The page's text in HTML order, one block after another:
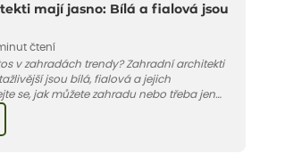
mají jasno: Bílá a fialová jsou
čtení
v zahradách trendy? Zahradní architekti
jsou bílá, fialová a jejich
se, jak můžete zahradu nebo třeba jen
či balkon do bílo-fialových tónů